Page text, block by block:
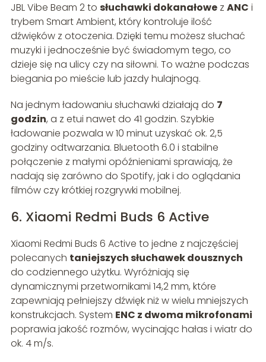
JBL Vibe Beam 2 to słuchawki dokanałowez ANC i
trybem Smart Ambient, który kontroluje ilość
dźwięków z otoczenia. Dzięki temu możesz słuchać
muzyki i jednocześnie być świadomym tego, co
dzieje się na ulicy czy na siłowni. To ważne podczas
biegania po mieście lub jazdy hulajnogą.
Na jednym ładowaniu słuchawki działają do 7
godzin, a z etui nawet do 41 godzin. Szybkie
ładowanie pozwala w 10 minut uzyskać ok. 2,5
godziny odtwarzania. Bluetooth 6.0 i stabilne
połączenie z małymi opóźnieniami sprawiają, że
nadają się zarówno do Spotify, jak i do oglądania
filmów czy krótkiej rozgrywki mobilnej.
6. Xiaomi Redmi Buds 6 Active
Xiaomi Redmi Buds 6 Active to jedne z najczęściej
polecanych taniej­szych słuchawek dousznych
do codziennego użytku. Wyróżniają się
dynamicznymi przetwornikami 14,2 mm, które
zapewniają pełniejszy dźwięk niż w wielu mniejszych
konstrukcjach. System ENC z dwoma mikrofonami
poprawia jakość rozmów, wycinając hałas i wiatr do
ok. 4 m/s.